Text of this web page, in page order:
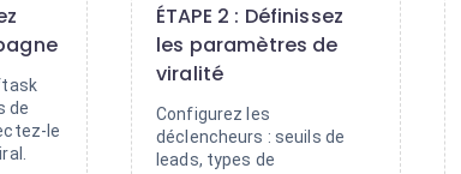
de
le
ÉTAPE 2 : Définissez
les paramètres de
viralité
Configurez les
déclencheurs : seuils de
leads, types de